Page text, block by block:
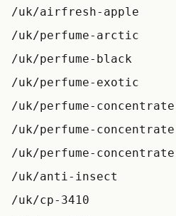
/uk/airfresh-apple
/uk/perfume-arctic
/uk/perfume-black
/uk/perfume-exotic
/uk/perfume-
/uk/perfume-
/uk/perfume-
/uk/anti-insect
/uk/cp-3410